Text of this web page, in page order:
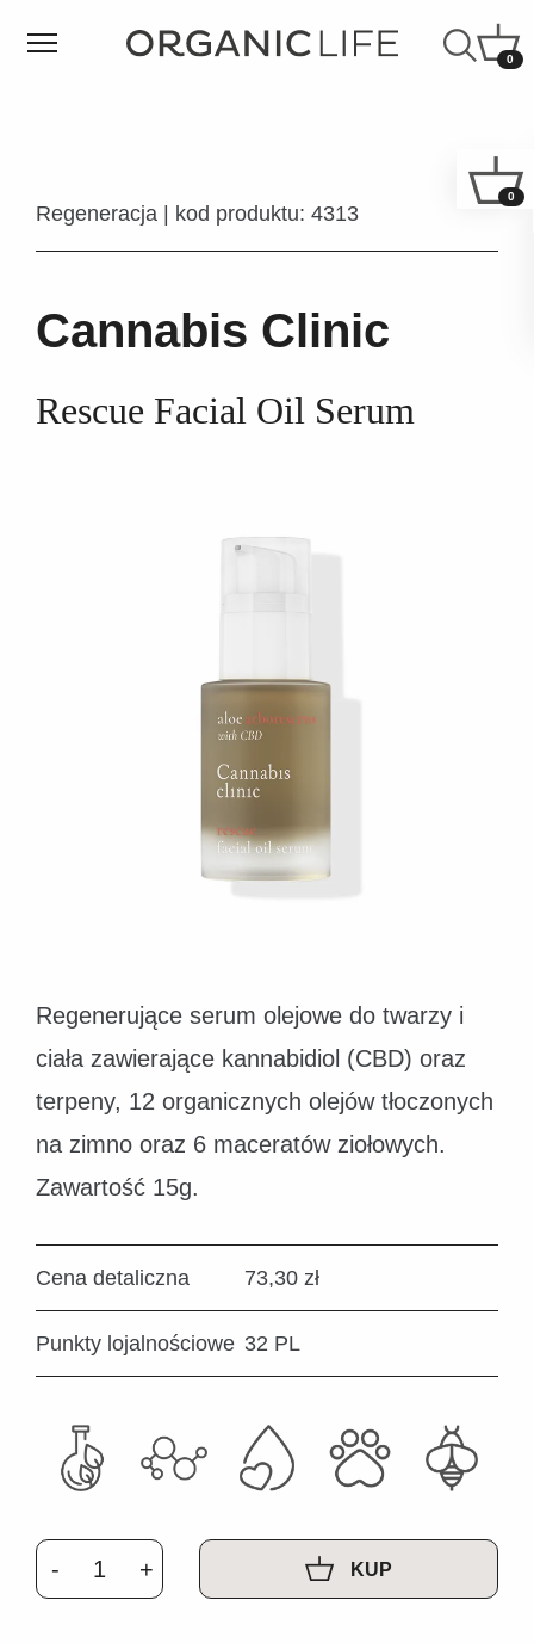
0
0
Regeneracja | kod produktu: 4313
Cannabis Clinic
Rescue Facial Oil Serum
Regenerujące serum olejowe do twarzy i
ciała zawierające kannabidiol (CBD) oraz
terpeny, 12 organicznych olejów tłoczonych
na zimno oraz 6 maceratów ziołowych.
Zawartość 15g.
Cena detaliczna 73,30 zł
Punkty lojalnościowe 32 PL
KUP